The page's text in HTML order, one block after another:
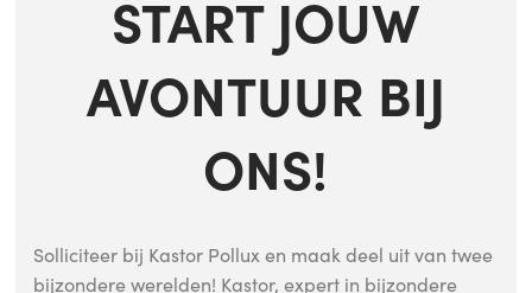
START JOUW
AVONTUUR BIJ
ONS!
Solliciteer bij Kastor Pollux en maak deel uit van twee
bijzondere werelden! Kastor, expert in bijzondere